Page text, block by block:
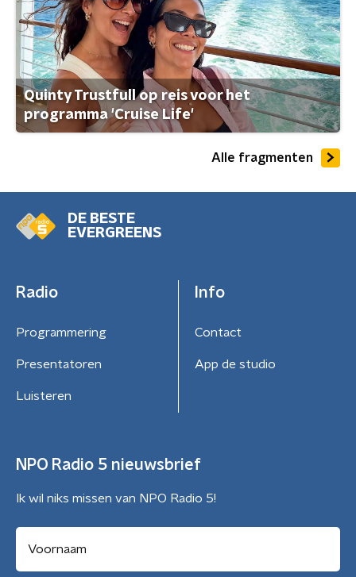
Quinty Trustfull op reis voor het
programma 'Cruise Life'
Alle fragmenten
DE BESTE
EVERGREENS
Radio
Programmering
Presentatoren
Luisteren
Info
Contact
App de studio
NPO Radio 5 nieuwsbrief
Ik wil niks missen van NPO Radio 5!